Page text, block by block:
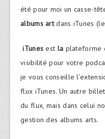
été pour moi un casse-
albums artdans iTunes
iTunes est la plateforme
visibilité pour votre
je vous conseille
flux iTunes. Un autre
du flux, mais dans celui
gestion des albums arts.